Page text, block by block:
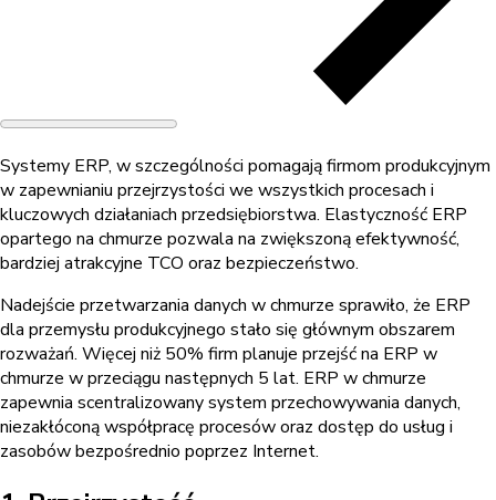
Systemy ERP, w szczególności pomagają firmom produkcyjnym
w zapewnianiu przejrzystości we wszystkich procesach i
kluczowych działaniach przedsiębiorstwa. Elastyczność ERP
opartego na chmurze pozwala na zwiększoną efektywność,
bardziej atrakcyjne TCO oraz bezpieczeństwo.
Nadejście przetwarzania danych w chmurze sprawiło, że ERP
dla przemysłu produkcyjnego stało się głównym obszarem
rozważań. Więcej niż 50% firm planuje przejść na ERP w
chmurze w przeciągu następnych 5 lat. ERP w chmurze
zapewnia scentralizowany system przechowywania danych,
niezakłóconą współpracę procesów oraz dostęp do usług i
zasobów bezpośrednio poprzez Internet.